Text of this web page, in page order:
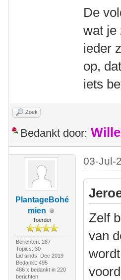
De
wat je
ieder
op,
iets
Zoek
Bedankt door:
PlantageBohé
mien
Toerder
Berichten: 287
Topics: 30
Lid sinds: Dec 2019
Bedankt: 495
486 x bedankt in 220
berichten
03-Jul-
Zelf
van